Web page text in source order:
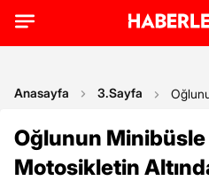
Anasayfa 3.Sayfa
Oğlunun Minibüsle
Motosikletin